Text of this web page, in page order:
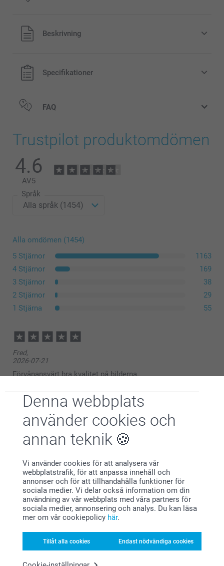
Denna webbplats
använder cookies och
annan teknik
Vi använder cookies för att analysera vår
webbplatstrafik, för att anpassa innehåll och
annonser och för att tillhandahålla funktioner för
sociala medier. Vi delar också information om din
användning av vår webbplats med våra partners för
sociala medier, annonsering och analys. Du kan läsa
mer om vår cookiepolicy här.
Tillåt alla cookies Endast nödvändiga cookies
Alla priser är i svenska kronor (SEK), inklusive moms och
exklusive porto.
Beskrivning
Specifikationer
FAQ
Trustpilot produktomdömen
4.6
AV5
Språk
Alla omdömen (1454)
5 Stjärnor
1163
4 Stjärnor
169
3 Stjärnor
38
2 Stjärnor
29
1 Stjärna
55
Fred,
2026-07-21
Förvånansvärt bra kvalitet på bilderna.
Visa reaktioner
2026-07-22
Hej Fred,
är nöjd med din mugg!
Vi önskar dig en fin sommar!
Vänliga hälsningar,
Helene@smartphoto
Peter,
Enkelt och smidigt att beställa. Helt ok kvalitet på
produkten. Mycket prisvärt
Visa reaktioner
2026-07-13
13:48
Hej Peter,
Anna Nergårdh,